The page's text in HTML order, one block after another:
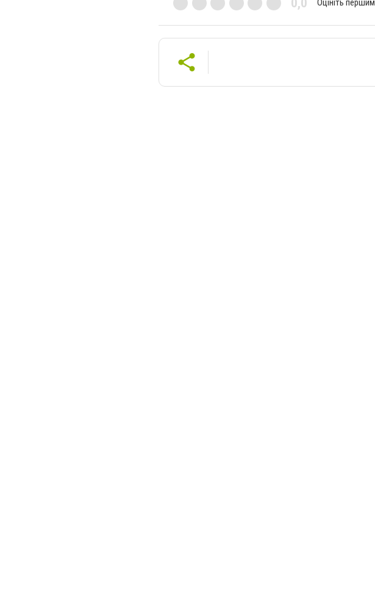
Оцініть першим